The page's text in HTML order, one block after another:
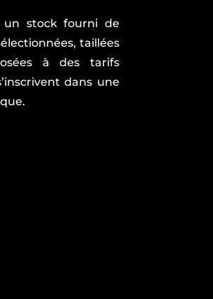
un stock fourni de
taillées
à des tarifs
dans une